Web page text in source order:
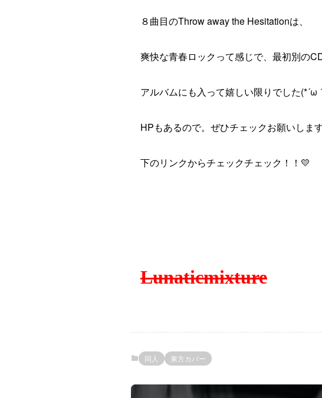
８曲目のThrow away the Hesitationは、
爽快な青春ロックって感じで、最初別の
アルバムにも入って嬉しい限りでした(*´ω
HPもあるので。ぜひチェックお願いしま
下のリンクからチェックチェック！！💛
Lunaticmixture
同人 東方カバー